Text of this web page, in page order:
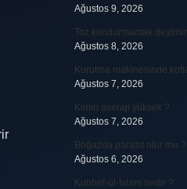
Ağustos 9, 2026
Toz kondurmamak
Ağustos 8, 2026
Kurutma makinesinde
Ağustos 7, 2026
Kimin averajı yüksek ?
Ağustos 7, 2026
Boğazda parazit olur mu ?
Ağustos 6, 2026
Kubbet-ül-İslam nedir ?